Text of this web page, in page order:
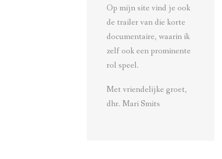
Op mijn site vind je ook
de trailer van die korte
documentaire, waarin ik
zelf ook een prominente
rol speel.
Met vriendelijke groet,
dhr. Mari Smits